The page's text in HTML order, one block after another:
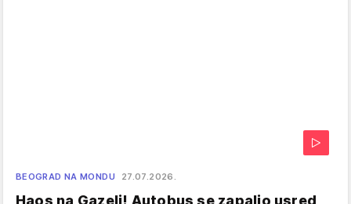
BEOGRAD NA MONDU 27.07.2026.
Haos na Gazeli! Autobus se zapalio usred